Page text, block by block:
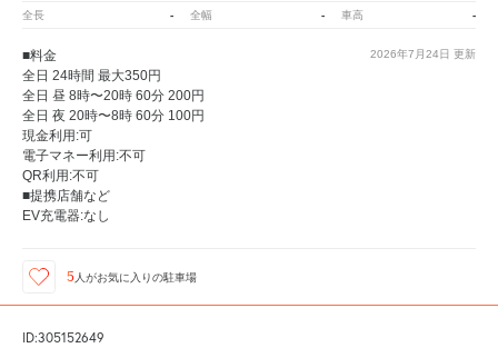
全長 - 全幅 - 車高 -
2026年7月24日 更新
■料金
全日 24時間 最大350円
全日 昼 8時〜20時 60分 200円
全日 夜 20時〜8時 60分 100円
現金利用:可
電子マネー利用:不可
QR利用:不可
■提携店舗など
EV充電器:なし
5 人がお気に入りの駐車場
ID:305152649